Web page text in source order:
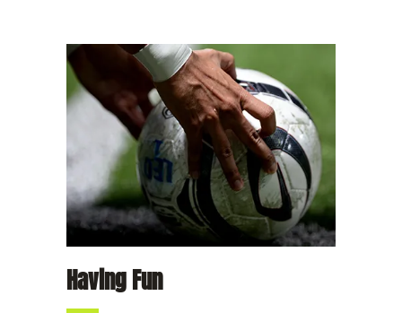
Preparation
Having Fun